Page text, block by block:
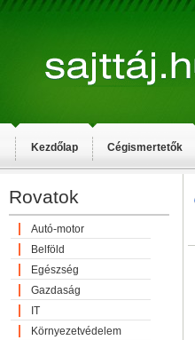
Kezdőlap Cégismertetők
Rovatok
Autó-motor
Belföld
Egészség
Gazdaság
IT
Környezetvédelem